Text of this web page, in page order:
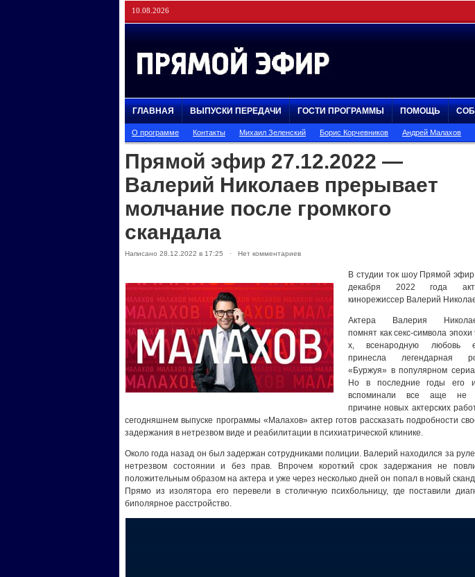
10.08.2026
ГЛАВНАЯ ВЫПУСКИ ПЕРЕДАЧИ ГОСТИ ПРОГРАММЫ ПОМОЩЬ
О программе Контакты Михаил Зеленский Борис Корчевников Андрей Малахов
Прямой эфир 27.12.2022 —
Валерий Николаев прерывает
молчание после громкого
скандала
Написано 28.12.2022 в 17:25 · Нет комментариев
В студии ток шоу Прямой
декабря 2022 года
кинорежиссер Валерий
Актера Валерия
помнят как секс-символа эпохи
х, всенародную любовь
принесла легендарная
«Буржуя» в популярном
Но в последние годы его
вспоминали все аще не
причине новых актерских
сегодняшнем выпуске программы «Малахов» актер готов рассказать подробности
задержания в нетрезвом виде и реабилитации в психиатрической клинике.
Около года назад он был задержан сотрудниками полиции. Валерий находился за
нетрезвом состоянии и без прав. Впрочем короткий срок задержания не
положительным образом на актера и уже через несколько дней он попал в новый
Прямо из изолятора его перевели в столичную психбольницу, где поставили
биполярное расстройство.